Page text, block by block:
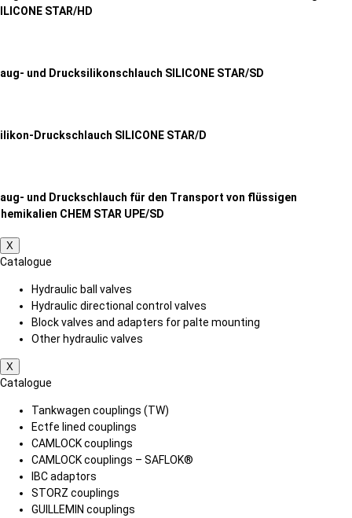
STAR/HD
und Drucksilikonschlauch SILICONE STAR/SD
Druckschlauch SILICONE STAR/D
und Druckschlauch für den Transport von flüssigen
CHEM STAR UPE/SD
X
Catalogue
Hydraulic ball valves
Hydraulic directional control valves
Block valves and adapters for palte mounting
Other hydraulic valves
X
Catalogue
Tankwagen couplings (TW)
Ectfe lined couplings
CAMLOCK couplings
CAMLOCK couplings – SAFLOK®
IBC adaptors
STORZ couplings
GUILLEMIN couplings